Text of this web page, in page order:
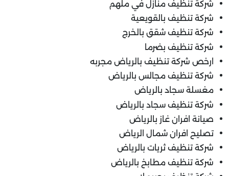
شركة تنظيف منازل في ملهم
شركة تنظيف بالقويعية
شركة تنظيف شقق بالخرج
شركة تنظيف بضرما
ارخص شركة تنظيف بالرياض مجربه
شركة تنظيف مجالس بالرياض
مغسلة سجاد بالرياض
شركة تنظيف سجاد بالرياض
صيانة افران غاز بالرياض
تصليح افران شمال الرياض
شركة تنظيف ثريات بالرياض
شركة تنظيف مطابخ بالرياض